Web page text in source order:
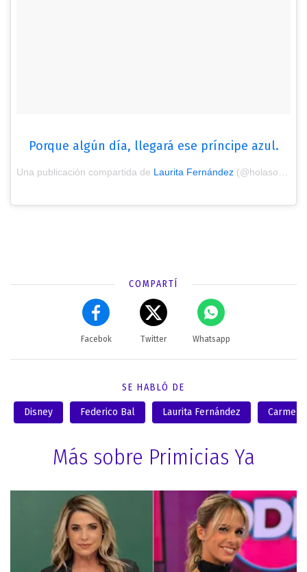
Porque algún día, llegará ese príncipe azul.
Una publicación compartida de Laurita Fernández (@holasoylaurita) el
COMPARTÍ
Facebok Twitter Whatsapp
SE HABLÓ DE
Disney Federico Bal Laurita Fernández Carmen
Más sobre Primicias Ya